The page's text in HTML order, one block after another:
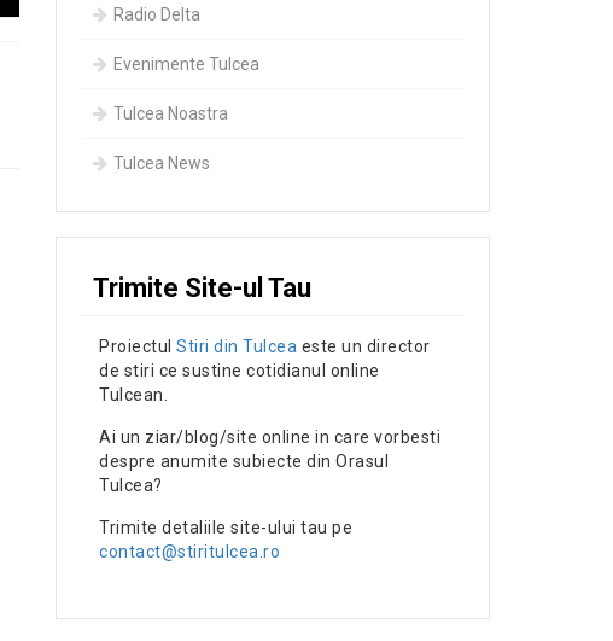
Radio Delta
Evenimente Tulcea
Tulcea Noastra
Tulcea News
Trimite Site-ul Tau
Proiectul Stiri din Tulcea este un director
de stiri ce sustine cotidianul online
Tulcean.
Ai un ziar/blog/site online in care vorbesti
despre anumite subiecte din Orasul
Tulcea?
Trimite detaliile site-ului tau pe
contact@stiritulcea.ro